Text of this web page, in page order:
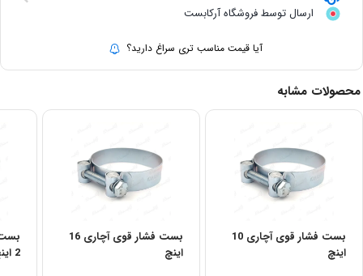
ارسال توسط فروشگاه آرکابست
آیا قیمت مناسب تری سراغ دارید؟
محصولات مشابه
بست فشار قوی آچاری 10
اینچ
بست فشار قوی آچاری 16
اینچ
2 اینچ